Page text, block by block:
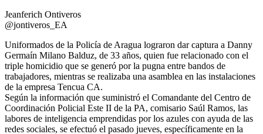
Jeanferich Ontiveros
@jontiveros_EA
Uniformados de la Policía de Aragua lograron dar captura a Danny
Germaín Milano Balduz, de 33 años, quien fue relacionado con el
triple homicidio que se generó por la pugna entre bandos de
trabajadores, mientras se realizaba una asamblea en las instalaciones
de la empresa Tencua CA.
Según la información que suministró el Comandante del Centro de
Coordinación Policial Este II de la PA, comisario Saúl Ramos, las
labores de inteligencia emprendidas por los azules con ayuda de las
redes sociales, se efectuó el pasado jueves, específicamente en la